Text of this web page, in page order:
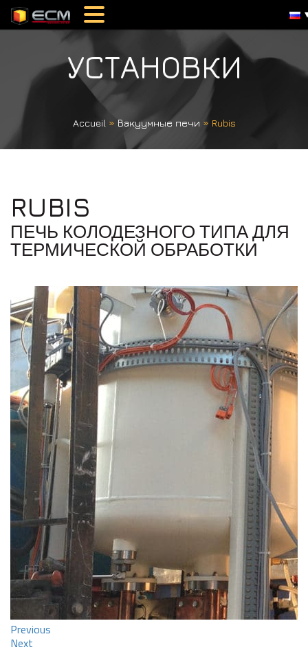
УСТАНОВКИ
Accueil » Вакуумные печи » Rubis
RUBIS
ПЕЧЬ КОЛОДЕЗНОГО ТИПА ДЛЯ
ТЕРМИЧЕСКОЙ ОБРАБОТКИ
Previous
Next